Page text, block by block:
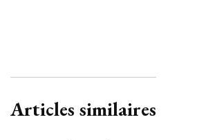
Articles similaires